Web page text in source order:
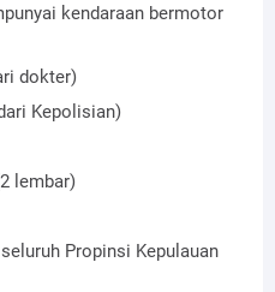
kendaraan bermotor
dokter)
Kepolisian)
lembar)
Propinsi Kepulauan